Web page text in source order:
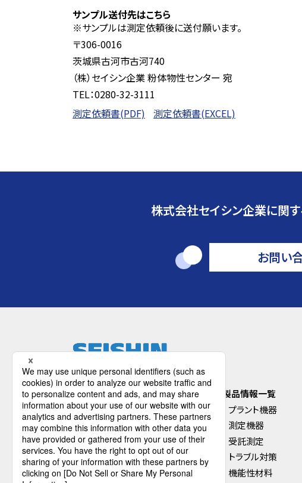
サンプル送付先はこちら
※サンプルは測定依頼後に送付願います。
〒306-0016
茨城県古河市古河740
（株）セイシン企業 粉体物性センター 宛
TEL：0280-32-3111
測定依頼書(PDF)
測定依頼書(EXCEL)
株式会社セイシン企業に関す
お問い
HOME
会社案内
会社概要
沿革
本社・支店・工場案内
コンプライアンス
製品情報一覧
プラント機器
測定機器
受託測定
トラブル対策
機能性材料